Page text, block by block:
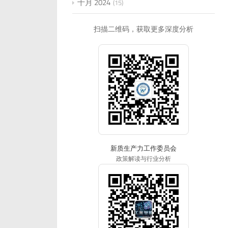
15
扫描二维码，获取更多深度分析
新质生产力工作委员会
政策解读与行业分析